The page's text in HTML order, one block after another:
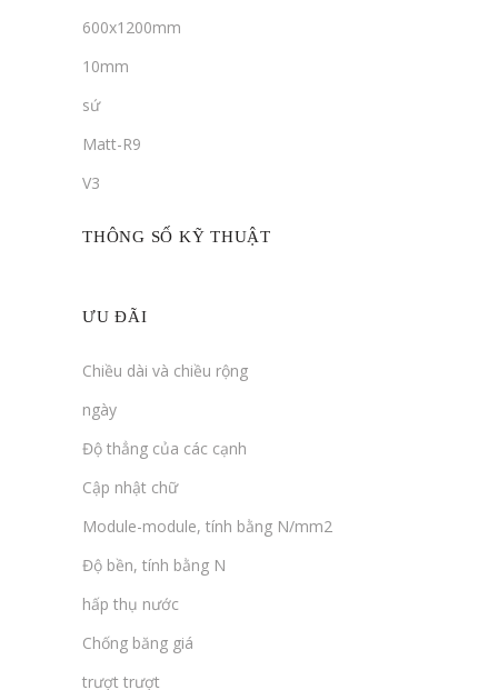
600x1200mm
10mm
sứ
Matt-R9
V3
THÔNG SỐ KỸ THUẬT
ƯU ĐÃI
Chiều dài và chiều rộng
ngày
Độ thẳng của các cạnh
Cập nhật chữ
Module-module, tính bằng N/mm2
Độ bền, tính bằng N
hấp thụ nước
Chống băng giá
trượt trượt